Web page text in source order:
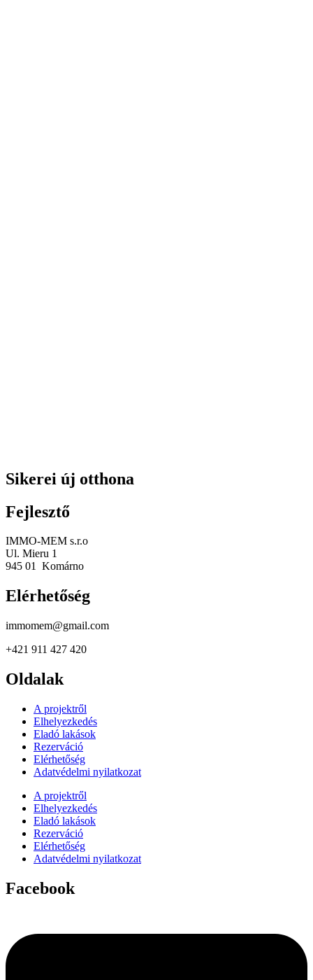
Sikerei új otthona
Fejlesztő
IMMO-MEM s.r.o
Ul. Mieru 1
945 01 Komárno
Elérhetőség
immomem@gmail.com
+421 911 427 420
Oldalak
A projektről
Elhelyezkedés
Eladó lakások
Rezerváció
Elérhetőség
Adatvédelmi nyilatkozat
A projektről
Elhelyezkedés
Eladó lakások
Rezerváció
Elérhetőség
Adatvédelmi nyilatkozat
Facebook